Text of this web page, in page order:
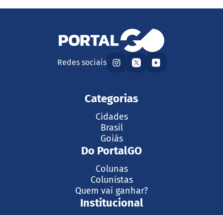
Redes sociais
Categorias
Cidades
Brasil
Goiás
Do PortalGO
Colunas
Colunistas
Quem vai ganhar?
Institucional